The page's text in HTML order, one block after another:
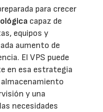
para crecer
capaz de
equipos y
aumento de
El VPS puede
en esa estrategia
y una
necesidades